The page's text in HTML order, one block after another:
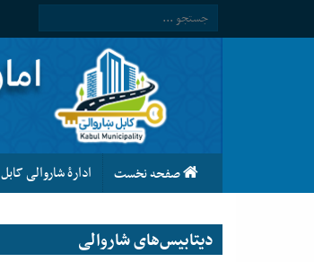
صفحه نخست ادارۀ شاروالی کابل
دیتابیس‌های شاروالی